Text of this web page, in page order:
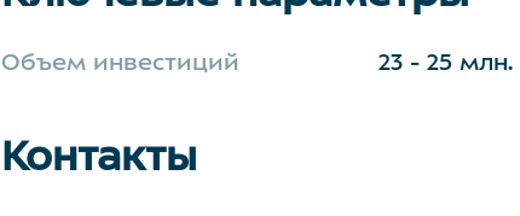
Объем инвестиций 23 - 25 млн.
Контакты